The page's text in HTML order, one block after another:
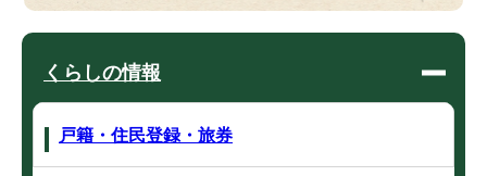
くらしの情報
戸籍・住民登録・旅券